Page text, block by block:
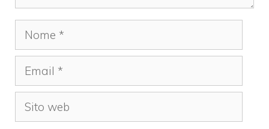
Nome
Email
Sito
web